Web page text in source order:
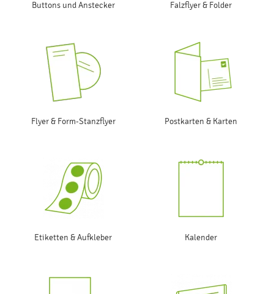
Buttons und Anstecker Falzflyer & Folder
Flyer & Form-Stanzflyer Postkarten & Karten
Etiketten & Aufkleber Kalender